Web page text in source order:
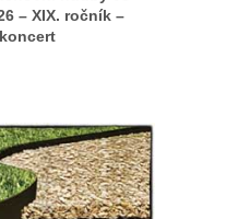
– XIX. ročník –